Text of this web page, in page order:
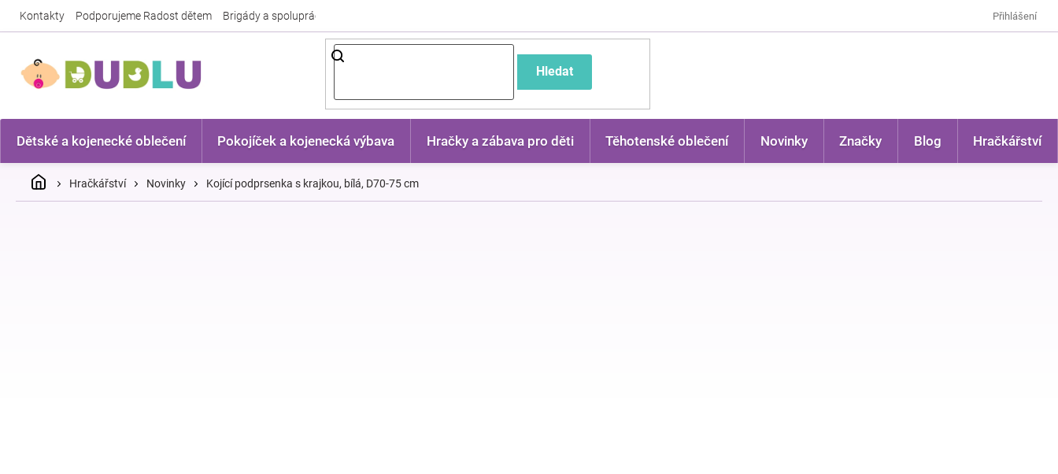
Kontakty Podporujeme Radost dětem Brigády a spolupráce Přihlášení
Hledat
Dětské a kojenecké oblečení Pokojíček a kojenecká výbava Hračky a zábava pro děti Těhotenské oblečení Novinky Značky Blog Hračkářství
DomůHračkářství Novinky Kojící podprsenka s krajkou, bílá, D70-75 cm